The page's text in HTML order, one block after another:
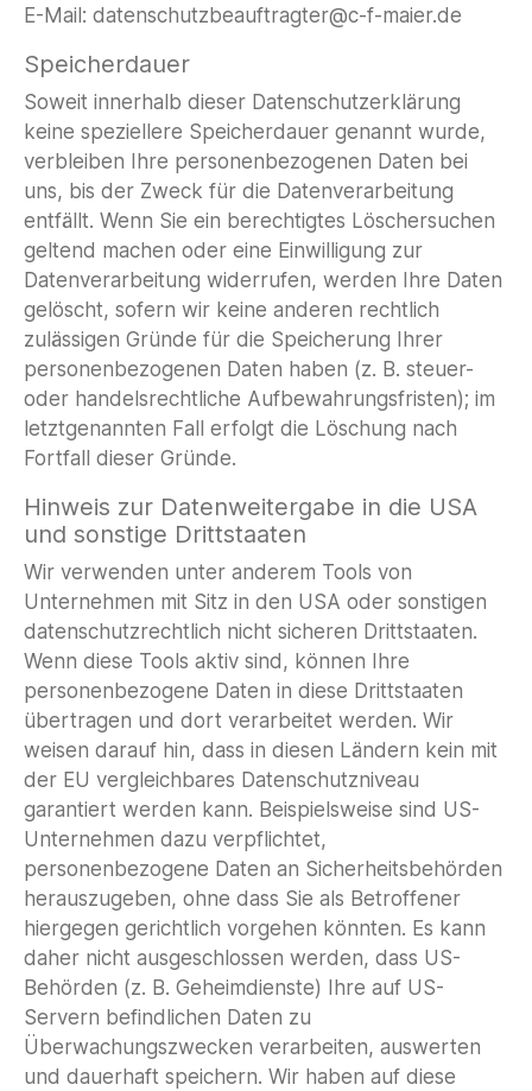
E-Mail: datenschutzbeauftragter@c-f-maier.de
Speicherdauer
Soweit innerhalb dieser Datenschutzerklärung
keine speziellere Speicherdauer genannt wurde,
verbleiben Ihre personenbezogenen Daten bei
uns, bis der Zweck für die Datenverarbeitung
entfällt. Wenn Sie ein berechtigtes Löschersuchen
geltend machen oder eine Einwilligung zur
Datenverarbeitung widerrufen, werden Ihre Daten
gelöscht, sofern wir keine anderen rechtlich
zulässigen Gründe für die Speicherung Ihrer
personenbezogenen Daten haben (z. B. steuer-
oder handelsrechtliche Aufbewahrungsfristen); im
letztgenannten Fall erfolgt die Löschung nach
Fortfall dieser Gründe.
Hinweis zur Datenweitergabe in die USA
und sonstige Drittstaaten
Wir verwenden unter anderem Tools von
Unternehmen mit Sitz in den USA oder sonstigen
datenschutzrechtlich nicht sicheren Drittstaaten.
Wenn diese Tools aktiv sind, können Ihre
personenbezogene Daten in diese Drittstaaten
übertragen und dort verarbeitet werden. Wir
weisen darauf hin, dass in diesen Ländern kein mit
der EU vergleichbares Datenschutzniveau
garantiert werden kann. Beispielsweise sind US-
Unternehmen dazu verpflichtet,
personenbezogene Daten an Sicherheitsbehörden
herauszugeben, ohne dass Sie als Betroffener
hiergegen gerichtlich vorgehen könnten. Es kann
daher nicht ausgeschlossen werden, dass US-
Behörden (z. B. Geheimdienste) Ihre auf US-
Servern befindlichen Daten zu
Überwachungszwecken verarbeiten, auswerten
und dauerhaft speichern. Wir haben auf diese